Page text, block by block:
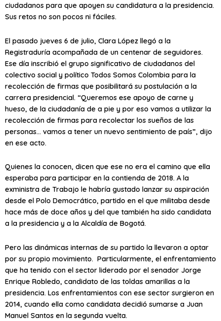
ciudadanos para que apoyen su candidatura a la presidencia.
Sus retos no son pocos ni fáciles.
El pasado jueves 6 de julio, Clara López llegó a la
Registraduría acompañada de un centenar de seguidores.
Ese día inscribió el grupo significativo de ciudadanos del
colectivo social y político Todos Somos Colombia para la
recolección de firmas que posibilitará su postulación a la
carrera presidencial. “Queremos ese apoyo de carne y
hueso, de la ciudadanía de a pie y por eso vamos a utilizar la
recolección de firmas para recolectar los sueños de las
personas… vamos a tener un nuevo sentimiento de país”, dijo
en ese acto.
Quienes la conocen, dicen que ese no era el camino que ella
esperaba para participar en la contienda de 2018. A la
exministra de Trabajo le habría gustado lanzar su aspiración
desde el Polo Democrático, partido en el que militaba desde
hace más de doce años y del que también ha sido candidata
a la presidencia y a la Alcaldía de Bogotá.
Pero las dinámicas internas de su partido la llevaron a optar
por su propio movimiento. Particularmente, el enfrentamiento
que ha tenido con el sector liderado por el senador Jorge
Enrique Robledo, candidato de las toldas amarillas a la
presidencia. Los enfrentamientos con ese sector surgieron en
2014, cuando ella como candidata decidió sumarse a Juan
Manuel Santos en la segunda vuelta.